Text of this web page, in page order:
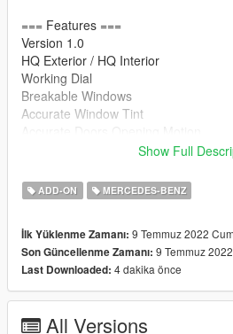
=== Features ===
Version 1.0
HQ Exterior / HQ Interior
Working Dial
Breakable Windows
Accurate Window Tint
Hands on Steering Wheel
Changeable Interior Color
Working Head-Up Display
Realistic Ambient lighting
=== Installation ===
It is written in readme.txt
Show Full
ADD-ON MERCEDES-BENZ
İlk Yüklenme Zamanı: 9 Temmuz 2022
Son Güncellenme Zamanı: 9 Temmuz
Last Downloaded: 4 dakika önce
All Versions